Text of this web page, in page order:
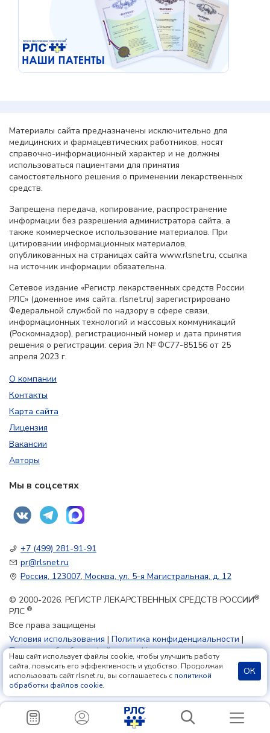
Материалы сайта предназначены исключительно для
медицинских и фармацевтических работников, носят
справочно-информационный характер и не должны
использоваться пациентами для принятия
самостоятельного решения о применении лекарственных
средств.
Запрещена передача, копирование, распространение
информации без разрешения администратора сайта, а
также коммерческое использование материалов. При
цитировании информационных материалов,
опубликованных на страницах сайта www.rlsnet.ru, ссылка
на источник информации обязательна.
Сетевое издание «Регистр лекарственных средств России
РЛС» (доменное имя сайта: rlsnet.ru) зарегистрировано
Федеральной службой по надзору в сфере связи,
информационных технологий и массовых коммуникаций
(Роскомнадзор), регистрационный номер и дата принятия
решения о регистрации: серия Эл № ФС77-85156 от 25
апреля 2023 г.
О компании
Контакты
Карта сайта
Лицензия
Вакансии
Авторы
Мы в соцсетях
+7 (499) 281-91-91
pr@rlsnet.ru
Россия, 123007, Москва, ул. 5-я Магистральная, д. 12
© 2000-2026. РЕГИСТР ЛЕКАРСТВЕННЫХ СРЕДСТВ РОССИИ®
РЛС ®
Все права защищены
Условия использования | Политика конфиденциальности |
Политика обработки файлов cookie
18+
Наш сайт использует файлы cookie, чтобы улучшить работу
сайта, повысить его эффективность и удобство. Продолжая
использовать сайт rlsnet.ru, вы соглашаетесь с политикой
обработки файлов cookie.
ОК